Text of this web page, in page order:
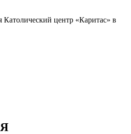
Католический центр «Каритас» в